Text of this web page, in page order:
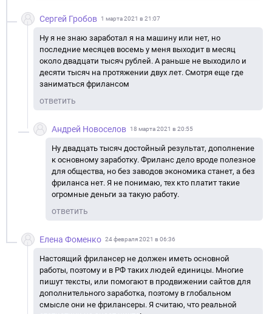
Сергей Гробов 1 марта 2021 в 21:07
Ну я не знаю заработал я на машину или нет, но
последние месяцев восемь у меня выходит в месяц
около двадцати тысяч рублей. А раньше не выходило и
десяти тысяч на протяжении двух лет. Смотря еще где
заниматься фрилансом
ответить
Андрей Новоселов 18 марта 2021 в 20:55
Ну двадцать тысяч достойный результат, дополнение
к основному заработку. Фриланс дело вроде полезное
для общества, но без заводов экономика станет, а без
фриланса нет. Я не понимаю, тех кто платит такие
огромные деньги за такую работу.
ответить
Елена Фоменко 24 февраля 2021 в 06:36
Настоящий фрилансер не должен иметь основной
работы, поэтому и в РФ таких людей единицы. Многие
пишут тексты, или помогают в продвижении сайтов для
дополнительного заработка, поэтому в глобальном
смысле они не фрилансеры. Я считаю, что реальной